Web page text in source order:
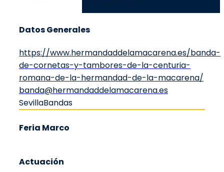
Datos Generales
https://www.hermandaddelamacarena.es/banda-
de-cornetas-y-tambores-de-la-centuria-
romana-de-la-hermandad-de-la-macarena/
banda@hermandaddelamacarena.es
SevillaBandas
Feria Marco
Actuación